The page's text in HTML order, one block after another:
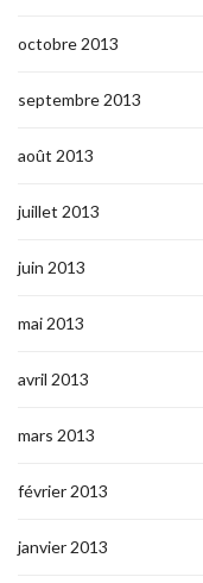
octobre 2013
septembre 2013
août 2013
juillet 2013
juin 2013
mai 2013
avril 2013
mars 2013
février 2013
janvier 2013